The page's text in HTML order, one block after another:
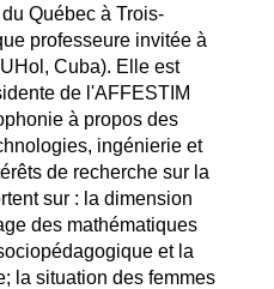
Québec à Trois-
professeure invitée à
Cuba). Elle est
de l'AFFESTIM
à propos des
ingénierie et
de recherche sur la
sur : la dimension
des mathématiques
et la
la situation des femmes